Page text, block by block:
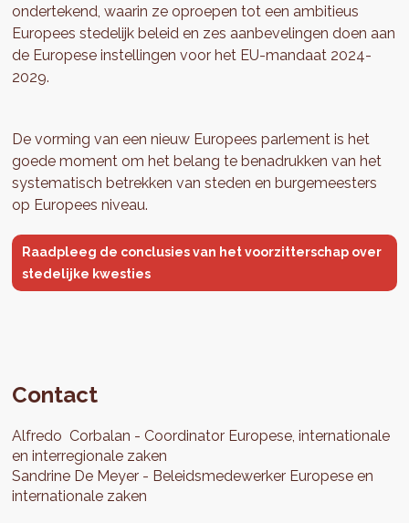
ondertekend, waarin ze oproepen tot een ambitieus
Europees stedelijk beleid en zes aanbevelingen doen aan
de Europese instellingen voor het EU-mandaat 2024-
2029.
De vorming van een nieuw Europees parlement is het
goede moment om het belang te benadrukken van het
systematisch betrekken van steden en burgemeesters
op Europees niveau.
Raadpleeg de conclusies van het voorzitterschap over
stedelijke kwesties
Contact
Alfredo Corbalan
Coordinator Europese, internationale
en interregionale zaken
Sandrine De Meyer
Beleidsmedewerker Europese en
internationale zaken